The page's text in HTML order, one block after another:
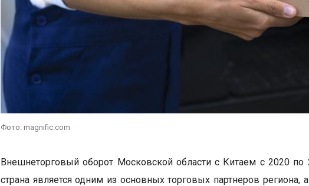
Фото: magnific.com
Внешнеторговый оборот Московской области с Китаем с 2020
страна является одним из основных торговых партнеров